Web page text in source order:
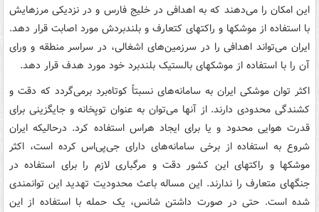
این امکان را می‌دهند که به اهدافی در خلیج فارس و در نزدیکی مرزهایش
با استفاده از موشکها و راکتهای کتعارف و بلندبردش مورد اصابت قرار دهد.
ایران می‌تواند اهدافی را در سرزمین‌های اشغالی، در سراسر منطقه و ورای
آن را با استفاده از موشکهای بالستیک بلندبرد خود مورد هدف قرار دهد.
اکثر توان موشکی ایران به سامانه‌های نسبتاً کوتاه‌برد برمی‌گردد که دقت و
کشندگی محدودی دارند. از آنها می‌توان به عنوان توپخانه و جایگزینی برای
قدرت هوایی محدود و یا برای ایجاد هراس استفاده کرد. درحالیکه ایران
شروع به استفاده از برخی سامانه‌های دارای جی‌پی‌اس کرده است، اکثر
موشکها و راکتهای این کشور دقت و مرگباری لازم را برای استفاده در
جنگهای متعارف را ندارند. این مساله باعث محدودیت تهدید این توانمندی
شده است. حتی در صورت داشتن شانس، یک حمله با استفاده از این